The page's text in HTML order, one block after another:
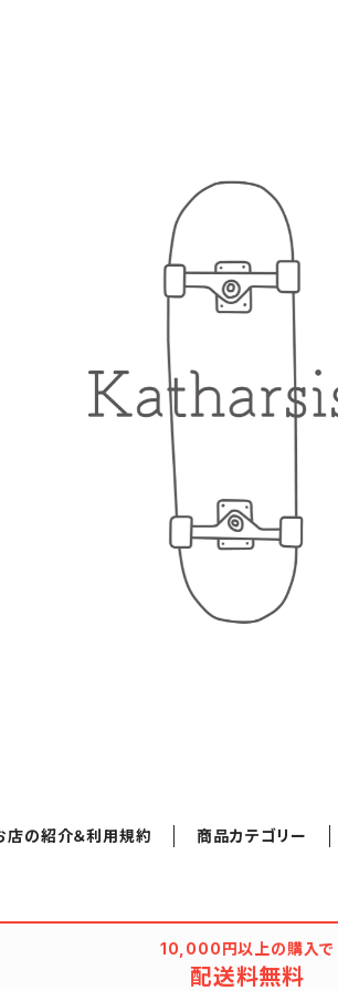
店の紹介＆利用規約 商品カテゴリー
10,000円以上の購入で
配送料無料